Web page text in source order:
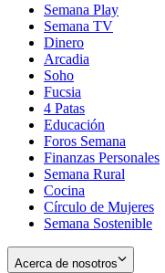
Semana Play
Semana TV
Dinero
Arcadia
Soho
in
new
window
Fucsia
in
new
window
4 Patas
Educación
Foros Semana
Finanzas Personales
Semana Rural
Cocina
Círculo de Mujeres
Semana Sostenible
Acerca de nosotros